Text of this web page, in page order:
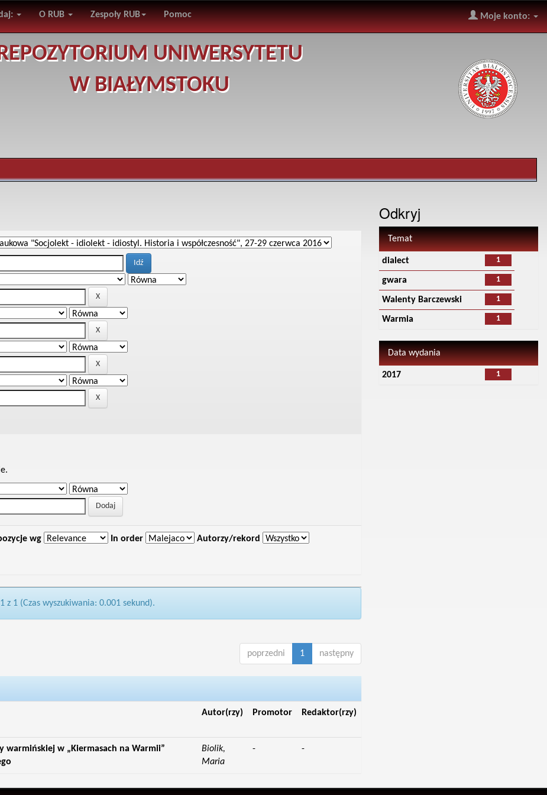
O RUB Zespoły RUB Pomoc Moje konto:
UNIWERSYTETU
W BIAŁYMSTOKU
wg In order Autorzy/rekord
z 1 (Czas wyszukiwania: 0.001 sekund).
poprzedni 1 następny
Autor(rzy) Promotor Redaktor(rzy)
warmińskiej w „Kiermasach na Warmii”
Biolik,
Maria
- -
Odkryj
Temat
1
dialect
1
gwara
1
Walenty Barczewski
1
Warmia
Data wydania
1
2017